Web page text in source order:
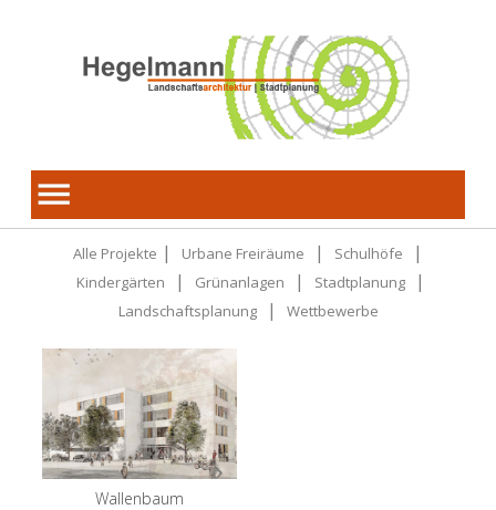
Alle Projekte | Urbane Freiräume | Schulhöfe |
Kindergärten | Grünanlagen | Stadtplanung |
Landschaftsplanung | Wettbewerbe
Wallenbaum